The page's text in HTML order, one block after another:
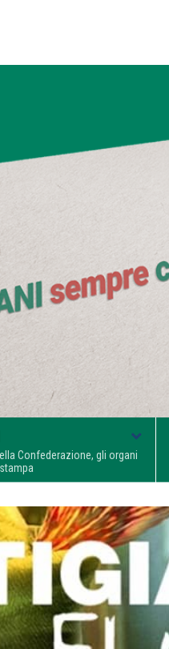
Confederazione, gli organi